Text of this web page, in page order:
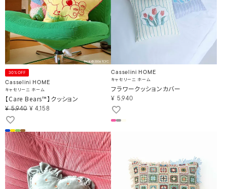
30%OFF
Casselini HOME
キャセリーニ ホーム
【Care Bears™】クッション
¥ 5,940 ¥ 4,158
Casselini HOME
キャセリーニ ホーム
フラワークッションカバー
¥ 5,940